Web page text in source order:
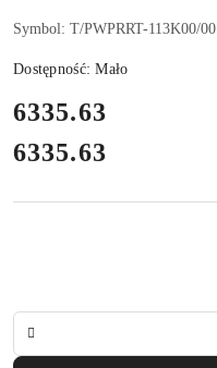
Symbol: T/PWPRRT-113K00/00
Dostępność:Mało
cena:
6335.63
Cena:
6335.63